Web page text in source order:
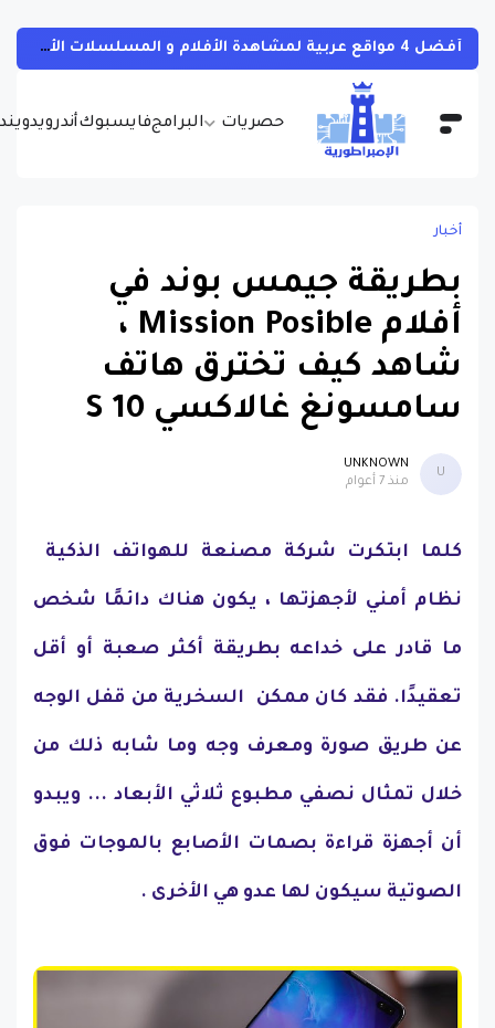
حصريات البرامجفايسبوكأندرويد
أفضل 4 مواقع عربية لمشاهدة الأفلام و المسلسلات الأجنبية بجودات مختلفة و بالمجان مع مترجمة
أخبار
بطريقة جيمس بوند في
أفلام Mission Posible ،
شاهد كيف تخترق هاتف
سامسونغ غالاكسي S 10
U
UNKNOWN
منذ 7 أعوام
كلما ابتكرت شركة مصنعة للهواتف الذكية
نظام أمني لأجهزتها ، يكون هناك دائمًا شخص
ما قادر على خداعه بطريقة أكثر صعبة أو أقل
تعقيدًا. فقد كان ممكن السخرية من قفل الوجه
عن طريق صورة ومعرف وجه وما شابه ذلك من
خلال تمثال نصفي مطبوع ثلاثي الأبعاد ... ويبدو
أن أجهزة قراءة بصمات الأصابع بالموجات فوق
الصوتية سيكون لها عدو هي الأخرى .